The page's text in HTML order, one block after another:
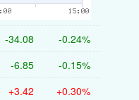
-34.08 -0.24%
-6.85 -0.15%
+3.42 +0.30%